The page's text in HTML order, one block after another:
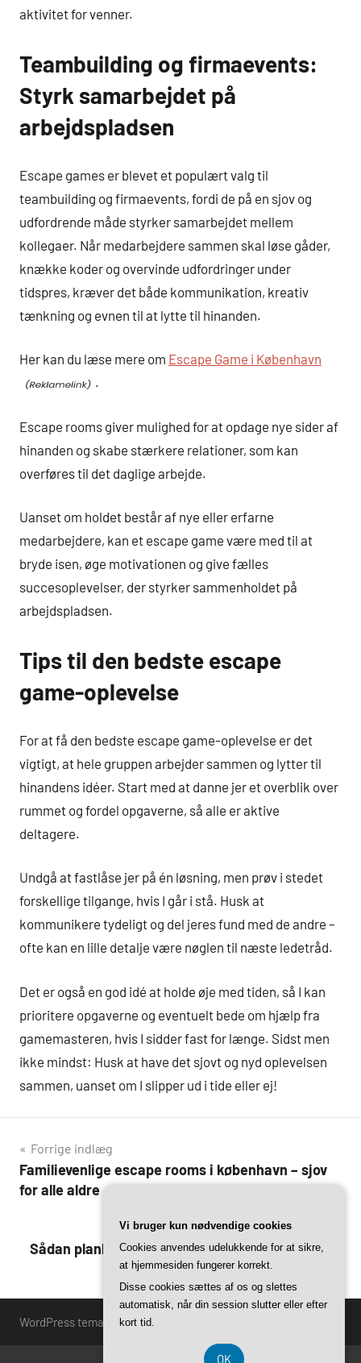
aktivitet for venner.
Teambuilding og firmaevents:
Styrk samarbejdet på
arbejdspladsen
Escape games er blevet et populært valg til
teambuilding og firmaevents, fordi de på en sjov og
udfordrende måde styrker samarbejdet mellem
kollegaer. Når medarbejdere sammen skal løse gåder,
knække koder og overvinde udfordringer under
tidspres, kræver det både kommunikation, kreativ
tænkning og evnen til at lytte til hinanden.
Her kan du læse mere om Escape Game i København
.
Escape rooms giver mulighed for at opdage nye sider af
hinanden og skabe stærkere relationer, som kan
overføres til det daglige arbejde.
Uanset om holdet består af nye eller erfarne
medarbejdere, kan et escape game være med til at
bryde isen, øge motivationen og give fælles
succesoplevelser, der styrker sammenholdet på
arbejdspladsen.
Tips til den bedste escape
game-oplevelse
For at få den bedste escape game-oplevelse er det
vigtigt, at hele gruppen arbejder sammen og lytter til
hinandens idéer. Start med at danne jer et overblik over
rummet og fordel opgaverne, så alle er aktive
deltagere.
Undgå at fastlåse jer på én løsning, men prøv i stedet
forskellige tilgange, hvis I går i stå. Husk at
kommunikere tydeligt og del jeres fund med de andre –
ofte kan en lille detalje være nøglen til næste ledetråd.
Det er også en god idé at holde øje med tiden, så I kan
prioritere opgaverne og eventuelt bede om hjælp fra
gamemasteren, hvis I sidder fast for længe. Sidst men
ikke mindst: Husk at have det sjovt og nyd oplevelsen
sammen, uanset om I slipper ud i tide eller ej!
Indlægsnavigation
Forrige indlæg
Familievenlige escape rooms i københavn – sjov
for alle aldre
Næste indlæg
Sådan planlægger du den perfekte teambuilding
med escape game i hovedstaden
WordPress tema: Harrison by ThemeZee.
Vi bruger kun nødvendige cookies
Cookies anvendes udelukkende for at sikre,
at hjemmesiden fungerer korrekt.
Disse cookies sættes af os og slettes
automatisk, når din session slutter eller efter
kort tid.
OK